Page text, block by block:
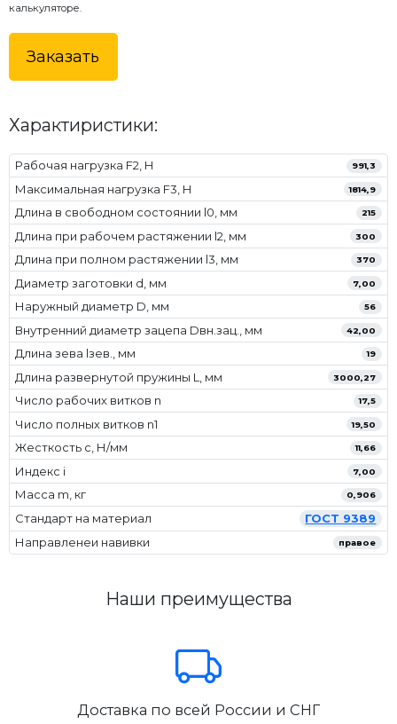
калькуляторе.
Заказать
Характиристики:
Рабочая нагрузка F2, Н 991,3
Максимальная нагрузка F3, Н 1814,9
Длина в свободном состоянии l0, мм 215
Длина при рабочем растяжении l2, мм 300
Длина при полном растяжении l3, мм 370
Диаметр заготовки d, мм 7,00
Наружный диаметр D, мм 56
Внутренний диаметр зацепа Dвн.зац., мм 42,00
Длина зева lзев., мм 19
Длина развернутой пружины L, мм 3000,27
Число рабочих витков n 17,5
Число полных витков n1 19,50
Жесткость с, Н/мм 11,66
Индекс i 7,00
Масса m, кг 0,906
Стандарт на материал
ГОСТ 9389
Направленеи навивки
правое
Наши преимущества
Доставка по всей России и СНГ